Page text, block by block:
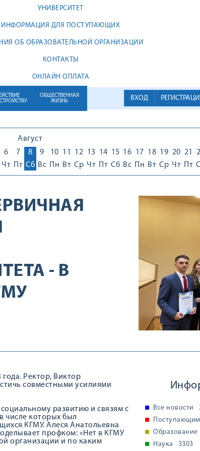
УНИВЕРСИТЕТ
ИНФОРМАЦИЯ ДЛЯ ПОСТУПАЮЩИХ
ОБ ОБРАЗОВАТЕЛЬНОЙ ОРГАНИЗАЦИИ
КОНТАКТЫ
ОНЛАЙН ОПЛАТА
ВХОД
ОБЩЕСТВЕННАЯ
ЖИЗНЬ
Август
6
Чт
7
Пт
8
Сб
9
Вс
10
Пн
11
Вт
12
Ср
13
Чт
14
Пт
15
Сб
16
Вс
17
Пн
18
Вт
19
Ср
20
Чт
21
Пт
- В
Ректор, Виктор
совместными усилиями
развитию и связям с
числе которых был
КГМУ. Алеся Анатольевна
профком: «Нет в КГМУ
организации и по каким
Все новости
Поступающим
Образование
Наука
3303